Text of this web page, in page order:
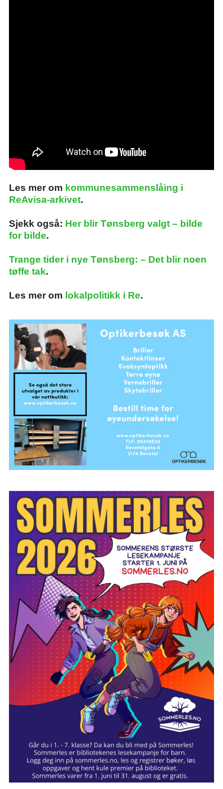
Les mer om kommunesammenslåing i
ReAvisa-arkivet.
Sjekk også: Her blir Tønsberg valgt – bilde
for bilde.
Trange tider i nye Tønsberg: – Det blir noen
tøffe tak.
Les mer om lokalpolitikk i Re.